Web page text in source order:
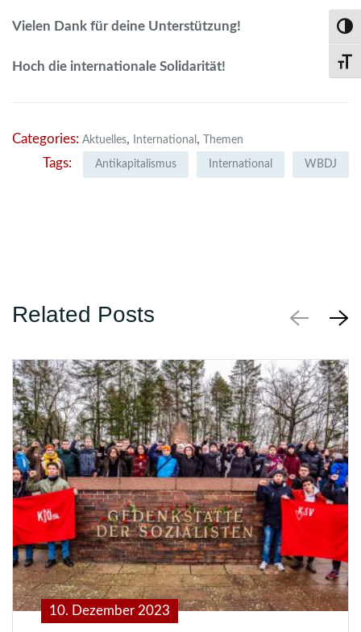
Vielen Dank für deine Unterstützung!
Hoch die internationale Solidarität!
Categories: Aktuelles, International , Themen
Tags: Antikapitalismus International WBDJ
Related Posts
10. Dezember 2023